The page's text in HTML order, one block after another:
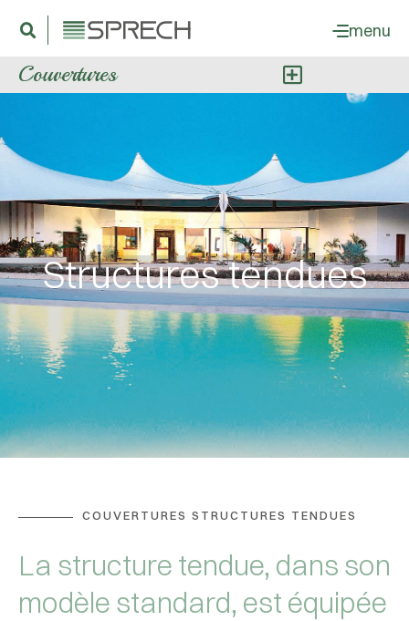
menu
Couvertures
Structures tendues
COUVERTURES STRUCTURES TENDUES
La structure tendue, dans son
modèle standard, est équipée